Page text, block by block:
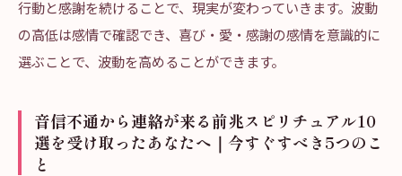
行動と感謝を続けることで、現実が変わっていきます。波動
の高低は感情で確認でき、喜び・愛・感謝の感情を意識的に
選ぶことで、波動を高めることができます。
音信不通から連絡が来る前兆スピリチュアル10
選を受け取ったあなたへ｜今すぐすべき5つのこ
と